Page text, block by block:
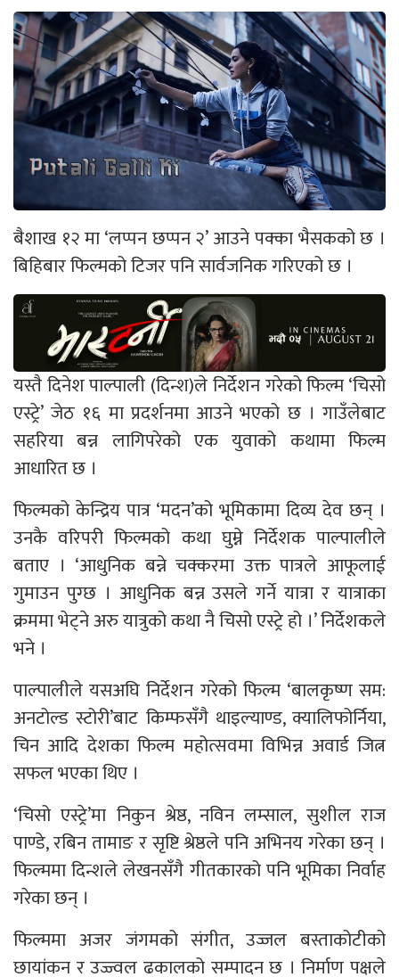
बैशाख १२ मा ‘लप्पन छप्पन २’ आउने पक्का भैसकको छ ।
बिहिबार फिल्मको टिजर पनि सार्वजनिक गरिएको छ ।
यस्तै दिनेश पाल्पाली (दिन्श)ले निर्देशन गरेको फिल्म ‘चिसो
एस्ट्रे’ जेठ १६ मा प्रदर्शनमा आउने भएको छ । गाउँलेबाट
सहरिया बन्न लागिपरेको एक युवाको कथामा फिल्म
आधारित छ ।
फिल्मको केन्द्रिय पात्र ‘मदन’को भूमिकामा दिव्य देव छन् ।
उनकै वरिपरी फिल्मको कथा घुम्ने निर्देशक पाल्पालीले
बताए । ‘आधुनिक बन्ने चक्करमा उक्त पात्रले आफूलाई
गुमाउन पुग्छ । आधुनिक बन्न उसले गर्ने यात्रा र यात्राका
क्रममा भेट्ने अरु यात्रुको कथा नै चिसो एस्ट्रे हो ।’ निर्देशकले
भने ।
पाल्पालीले यसअघि निर्देशन गरेको फिल्म ‘बालकृष्ण सम:
अनटोल्ड स्टोरी’बाट किम्फसँगै थाइल्याण्ड, क्यालिफोर्निया,
चिन आदि देशका फिल्म महोत्सवमा विभिन्न अवार्ड जित्न
सफल भएका थिए ।
‘चिसो एस्ट्रे’मा निकुन श्रेष्ठ, नविन लम्साल, सुशील राज
पाण्डे, रबिन तामाङ र सृष्टि श्रेष्ठले पनि अभिनय गरेका छन् ।
फिल्ममा दिन्शले लेखनसँगै गीतकारको पनि भूमिका निर्वाह
गरेका छन् ।
फिल्ममा अजर जंगमको संगीत, उज्जल बस्ताकोटीको
छायांकन र उज्ज्वल ढकालको सम्पादन छ । निर्माण पक्षले